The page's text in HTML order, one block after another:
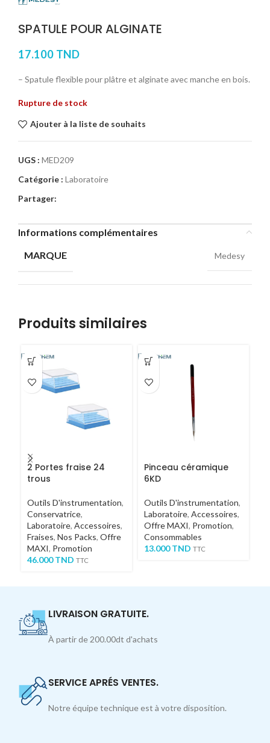
SPATULE POUR ALGINATE
17.100 TND
– Spatule flexible pour plâtre et alginate avec manche en bois.
Rupture de stock
Ajouter à la liste de souhaits
UGS : MED209
Catégorie : Laboratoire
Partager:
Informations complémentaires
MARQUE
Medesy
Produits similaires
2 Portes fraise 24
trous
Outils D'instrumentation,
Conservatrice,
Laboratoire, Accessoires,
Fraises, Nos Packs, Offre
MAXI, Promotion
46.000TND TTC
Pinceau céramique
6KD
Outils D'instrumentation,
Laboratoire, Accessoires,
Offre MAXI, Promotion,
Consommables
13.000TND TTC
LIVRAISON GRATUITE.
À partir de 200.00dt d'achats
SERVICE APRÉS VENTES.
Notre équipe technique est à votre disposition.